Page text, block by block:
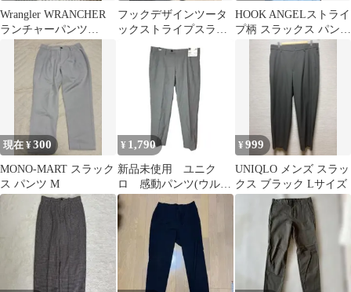
Wrangler WRANCHER
ランチャーパンツ
36×32 新品
フックデザインツータ
ックストライプスラッ
クス CH2249
HOOK ANGELストライ
プ柄 スラックス パンツ
現在 ¥300
MONO-MART スラック
ス パンツ M
¥ 1,790
新品未使用 ユニク
ロ 感動パンツ(ウルト
ラライト)グレンチェッ
ク 85
¥999
UNIQLO メンズ スラッ
クス ブラック Lサイズ